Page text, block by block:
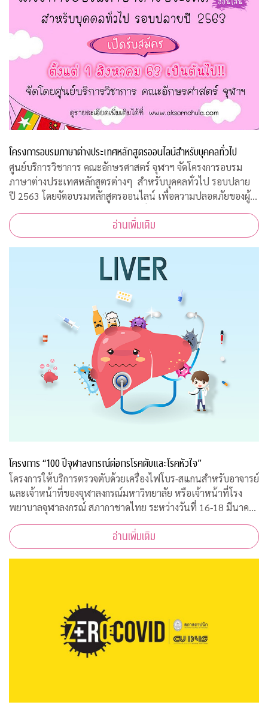
โครงการอบรมภาษาต่างประเทศหลักสูตรออนไลน์สำหรับบุคคลทั่วไป
ศูนย์บริการวิชาการ คณะอักษรศาสตร์ จุฬาฯ จัดโครงการอบรม
ภาษาต่างประเทศหลักสูตรต่างๆ สำหรับบุคคลทั่วไป รอบปลาย
ปี 2563 โดยจัดอบรมหลักสูตรออนไลน์ เพื่อความปลอดภัยของผู้
สอนและผู้เข้าร่วมการอบรมทุกคนเนื่องจากสถานการณ์โควิด-19
ทำให้ไม่สามารถจัดอบรมในห้องเรียนรูป
อ่านเพิ่มเติม
โครงการ “100 ปีจุฬาลงกรณ์ต่อกรโรคตับและโรคหัวใจ”
โครงการให้บริการตรวจตับด้วยเครื่องไฟโบร-สแกนสำหรับอาจารย์
และเจ้าหน้าที่ของจุฬาลงกรณ์มหาวิทยาลัย หรือเจ้าหน้าที่โรง
พยาบาลจุฬาลงกรณ์ สภากาชาดไทย ระหว่างวันที่ 16-18 มีนาคม
2563 เวลา 08.00-15.00 ณ ฝ่ายธนาคารเลือด ชั้น 3B อาคารภูมิสิ
ริมังคลานุสรณ์ รพ.จุฬาลงกรอ่านเพิ่มเติม